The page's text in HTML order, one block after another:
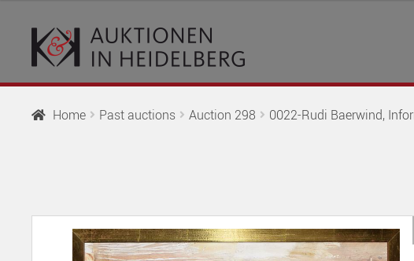
to
navigation
to
content
Home Past auctions Auction 298 0022-Rudi Baerwind,